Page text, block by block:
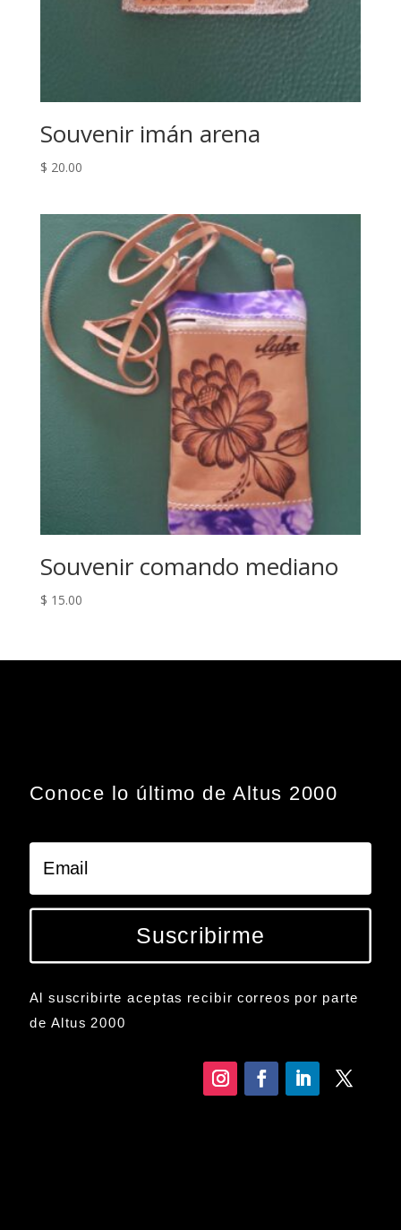
Souvenir imán arena
$ 20.00
Souvenir comando mediano
$ 15.00
Conoce lo último de Altus 2000
Suscribirme
Al suscribirte aceptas recibir correos por parte
de Altus 2000